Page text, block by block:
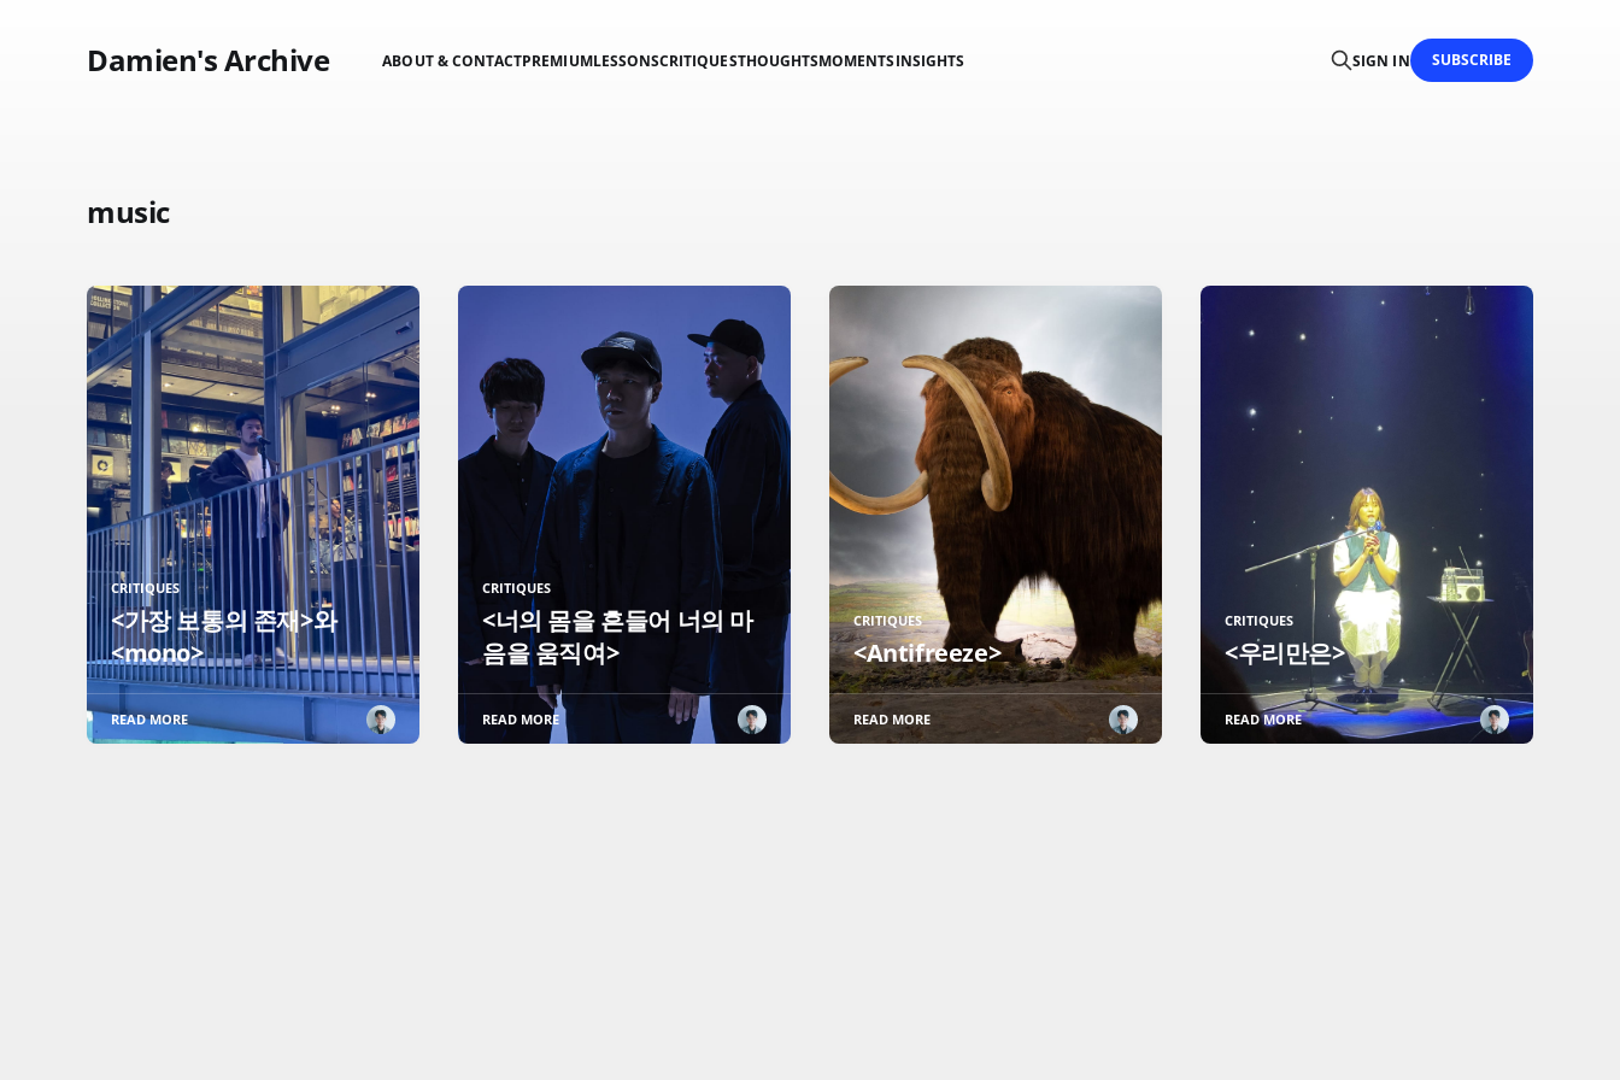
Damien's Archive ABOUT & CONTACTPREMIUMLESSONSCRITIQUESTHOUGHTSMOMENTSINSIGHTS SIGN IN SUBSCRIBE
music
CRITIQUES
<가장 보통의 존재>와
<mono>
READ MORE
CRITIQUES
<너의 몸을 흔들어 너의 마
음을 움직여>
READ MORE
CRITIQUES
<Antifreeze>
READ MORE
CRITIQUES
<우리만은>
READ MORE